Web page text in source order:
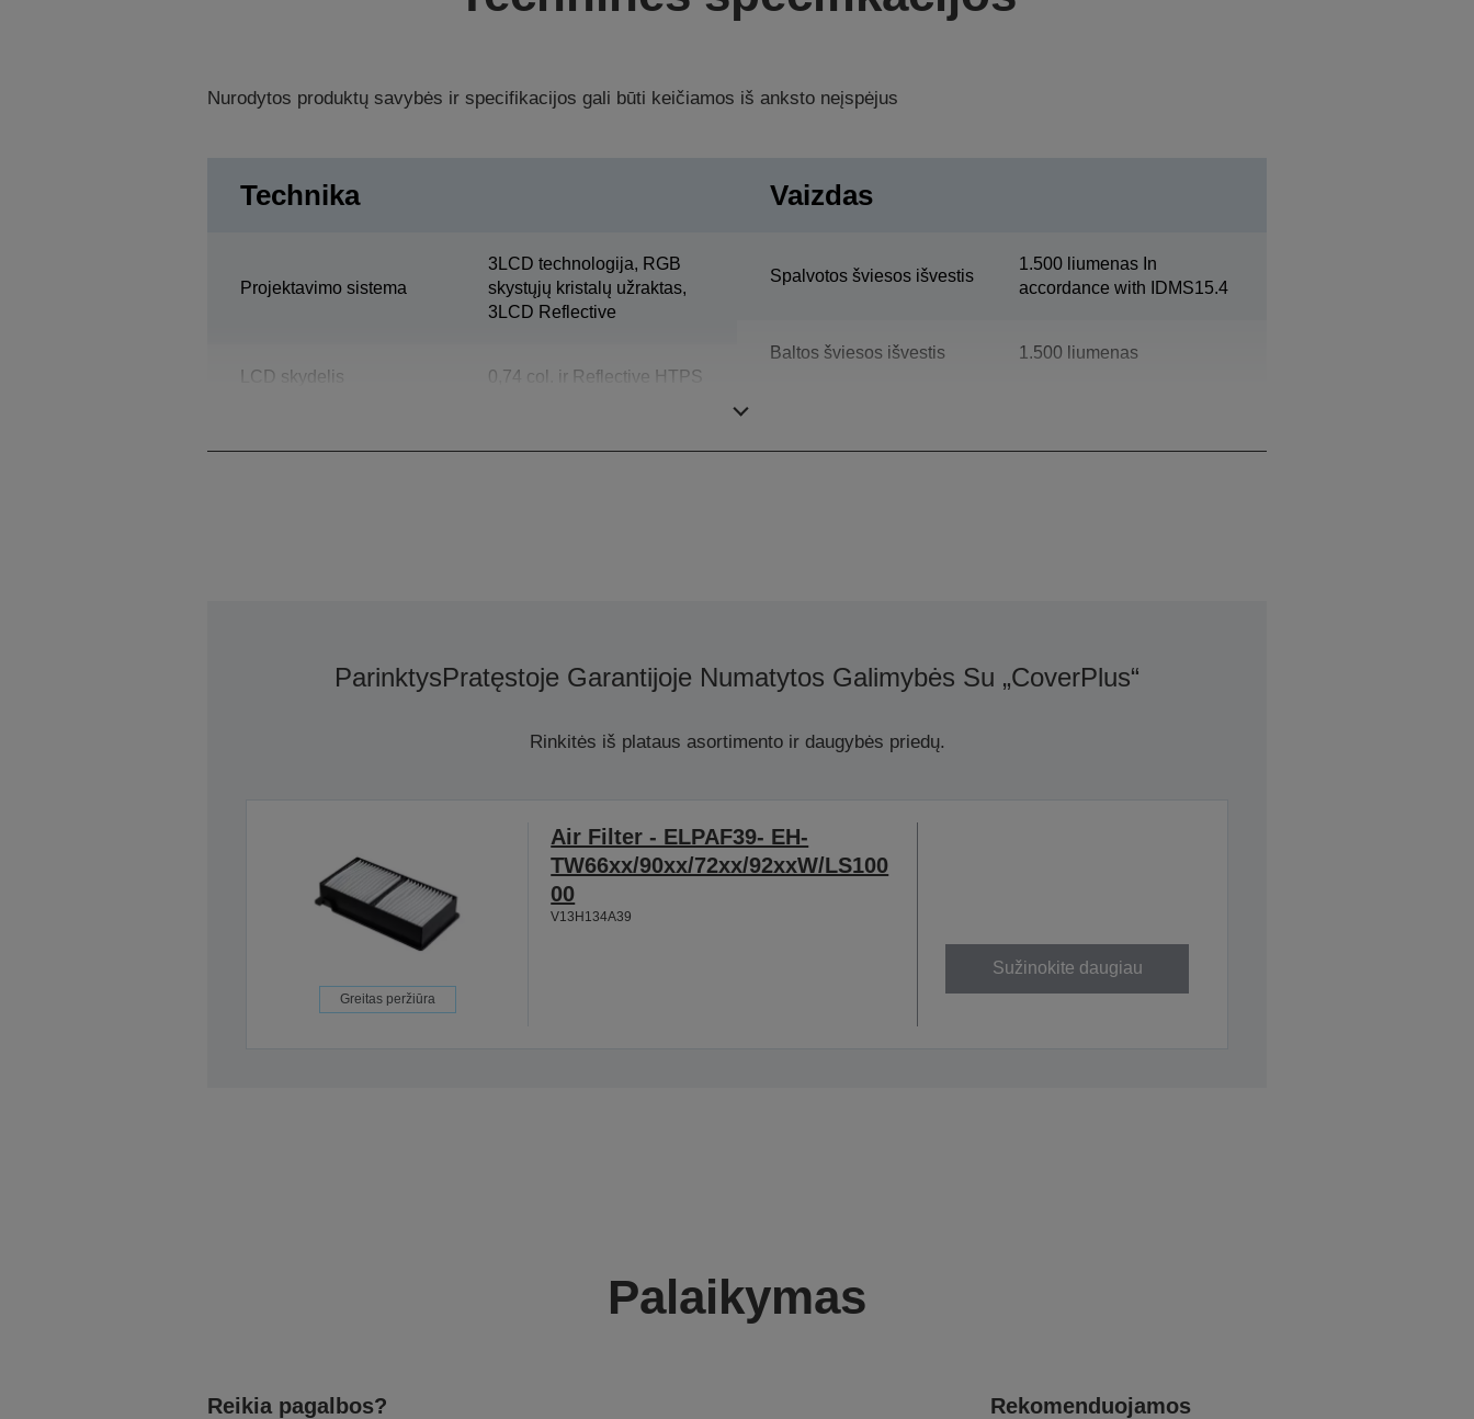
Nurodytos produktų savybės ir specifikacijos gali būti keičiamos iš anksto neįspėjus
Technika
Projektavimo sistema
3LCD technologija, RGB
skystųjų kristalų užraktas,
3LCD Reflective
LCD skydelis 0,74 col. ir Reflective HTPS
Vaizdas
Spalvotos šviesos išvestis
1.500 liumenas In
accordance with IDMS15.4
Baltos šviesos išvestis 1.500 liumenas
ParinktysPratęstoje Garantijoje Numatytos Galimybės Su „CoverPlus“
Rinkitės iš plataus asortimento ir daugybės priedų.
Greitas peržiūra
Air Filter - ELPAF39- EH-
TW66xx/90xx/72xx/92xxW/LS100
00
V13H134A39
Sužinokite daugiau
Palaikymas
Reikia pagalbos?
Rekomenduojamos